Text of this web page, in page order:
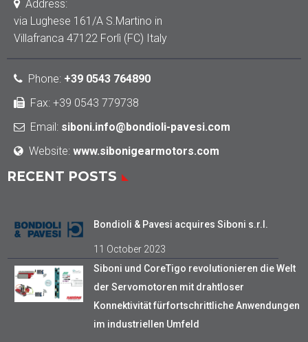
Address:
via Lughese 161/A S.Martino in
Villafranca 47122 Forlì (FC) Italy
Phone: +39 0543 764890
Fax: +39 0543 779738
Email: siboni.info@bondioli-pavesi.com
Website: www.sibonigearmotors.com
RECENT POSTS
Bondioli & Pavesi acquires Siboni s.r.l.
11 October 2023
Siboni und CoreTigo revolutionieren die Welt
der Servomotoren mit drahtloser
Konnektivität fürfortschrittliche Anwendungen
im industriellen Umfeld